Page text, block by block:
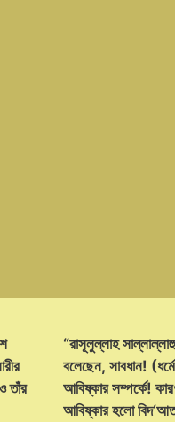
তাঁর
“রাসূলুল্লাহ
বলেছেন, সাবধান!
আবিষ্কার সম্পর্কে!
আবিষ্কার হলো